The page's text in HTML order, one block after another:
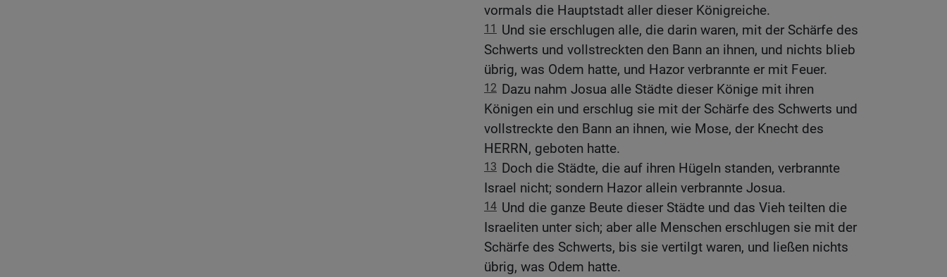
vormals die Hauptstadt aller dieser Königreiche.
11
Und sie erschlugen alle, die darin waren, mit der Schärfe des
Schwerts und vollstreckten den Bann an ihnen, und nichts blieb
übrig, was Odem hatte, und Hazor verbrannte er mit Feuer.
12 Dazu nahm Josua alle Städte dieser Könige mit ihren
Königen ein und erschlug sie mit der Schärfe des Schwerts und
vollstreckte den Bann an ihnen, wie Mose, der Knecht des
HERRN, geboten hatte.
13 Doch die Städte, die auf ihren Hügeln standen, verbrannte
Israel nicht; sondern Hazor allein verbrannte Josua.
14 Und die ganze Beute dieser Städte und das Vieh teilten die
Israeliten unter sich; aber alle Menschen erschlugen sie mit der
Schärfe des Schwerts, bis sie vertilgt waren, und ließen nichts
übrig, was Odem hatte.